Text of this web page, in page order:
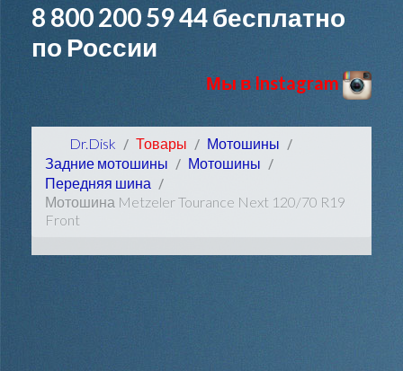
8 800 200 59 44бесплатно
по России
Мы в Instagram
Dr.Disk Товары
Мотошины
Задние мотошины
Мотошины
Передняя шина
Мотошина Metzeler Tourance Next 120/70 R19
Front